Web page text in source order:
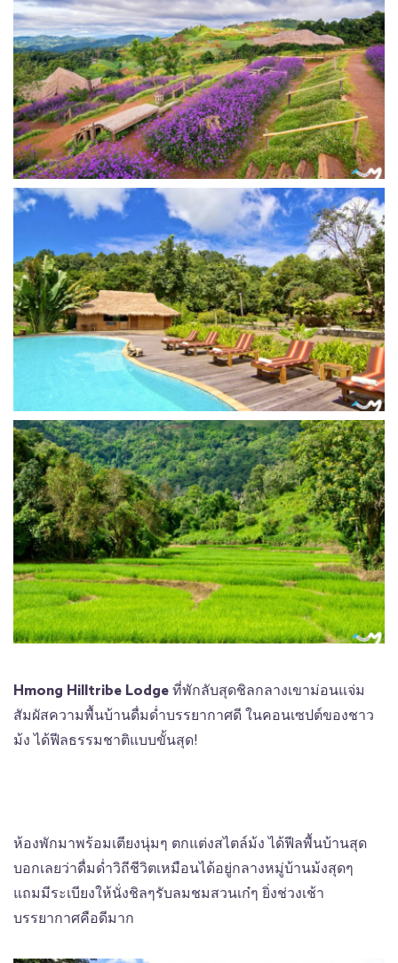
Hmong Hilltribe Lodge ที่พักลับสุดชิลกลางเขาม่อนแจ่ม
สัมผัสความพื้นบ้านดื่มด่ำบรรยากาศดี ในคอนเซปต์ของชาว
ม้ง ได้ฟีลธรรมชาติแบบขั้นสุด!
ห้องพักมาพร้อมเตียงนุ่มๆ ตกแต่งสไตล์ม้ง ได้ฟีลพื้นบ้านสุด
บอกเลยว่าดื่มด่ำวิถีชีวิตเหมือนได้อยู่กลางหมู่บ้านม้งสุดๆ
แถมมีระเบียงให้นั่งชิลๆรับลมชมสวนเก๋ๆ ยิ่งช่วงเช้า
บรรยากาศคือดีมาก